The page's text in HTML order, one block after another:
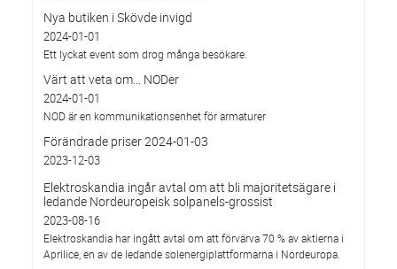
Nya butiken i Skövde invigd
2024-01-01
Ett lyckat event som drog många besökare.
Värt att veta om... NODer
2024-01-01
NOD är en kommunikationsenhet för armaturer
Förändrade priser 2024-01-03
2023-12-03
Elektroskandia ingår avtal om att bli majoritetsägare i
ledande Nordeuropeisk solpanels-grossist
2023-08-16
Elektroskandia har ingått avtal om att förvärva 70 % av aktierna i
Aprilice, en av de ledande solenergiplattformarna i Nordeuropa.